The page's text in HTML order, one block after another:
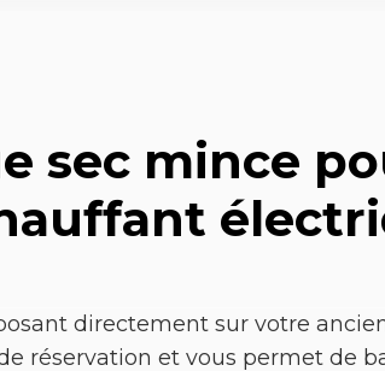
sec mince
directement sur votre
réservation et vous permet de